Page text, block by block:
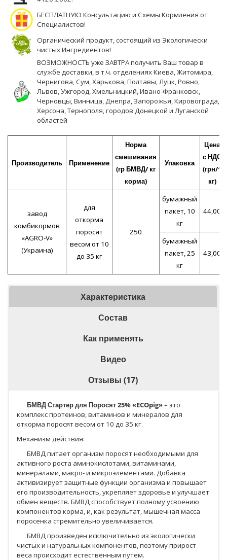
БЕСПЛАТНУЮ Консультацию и Схемы Кормления от
Специалистов!
Органический продукт, состоящий из Экологически
чистых Ингредиентов!
ВОЗМОЖНОСТЬ уже ЗАВТРА получить Ваш товар в
службе доставки, в т.ч. отделениях Киева, Житомира,
Чернигова, Сум, Харькова, Полтавы, Луцк, Ровно,
Львов, Ужгород, Хмельницкий, Ивано-Франковск,
Черновцы, Винница, Днепра, Запорожья, Кировограда,
Херсона, Тернополя, городов Донецкой и Луганской
областей
Производитель Применение
Норма
смешивания
(гр БМВД/ кг
корма)
Упаковка
Цена
с НДС
(грн/1
кг)
завод
комбикормов
«AGRO-V»
(Украина)
для
откорма
поросят
весом от 10
до 35 кг
250
бумажный
пакет, 10
кг
44,00
бумажный
пакет, 25
кг
43,00
Характеристика
Состав
Как применять
Видео
Отзывы (17)
БМВД Стартер для Поросят 25% «ECOpig»– это
комплекс протеинов, витаминов и минералов для
откорма поросят весом от 10 до 35 кг.
Механизм действия:
БМВД питает организм поросят необходимыми для
активного роста аминокислотами, витаминами,
минералами, макро- и микроэлементами. Добавка
активизирует защитные функции организма и повышает
его производительность, укрепляет здоровье и улучшает
обмен веществ. БМВД способствует полному усвоению
компонентов корма, и, как результат, мышечная масса
поросенка стремительно увеличивается.
БМВД произведен исключительно из экологически
чистых и натуральных компонентов, поэтому прирост
веса происходит естественным путем.